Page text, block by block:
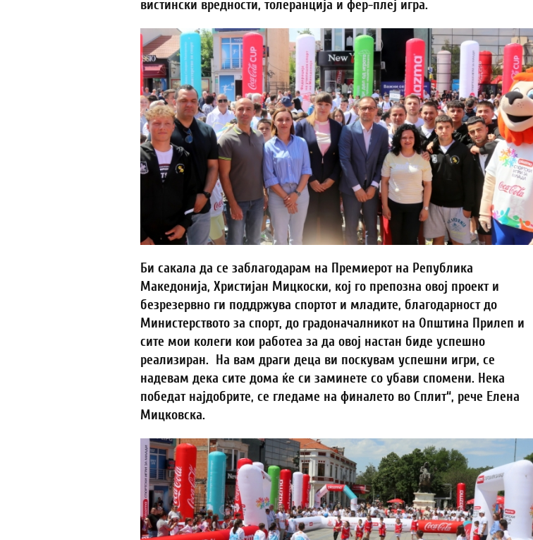
вистински вредности, толеранција и фер-плеј игра.
Би сакала да се заблагодарам на Премиерот на Република
Македонија, Христијан Мицкоски, кој го препозна овој проект и
безрезервно ги поддржува спортот и младите, благодарност до
Министерството за спорт, до градоначалникот на Општина Прилеп и
сите мои колеги кои работеа за да овој настан биде успешно
реализиран. На вам драги деца ви поскувам успешни игри, се
надевам дека сите дома ќе си заминете со убави спомени. Нека
победат најдобрите, се гледаме на финалето во Сплит“, рече Елена
Мицковска.